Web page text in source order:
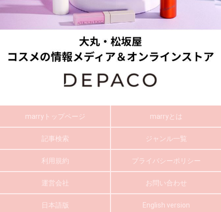
marryトップページ marryとは
記事検索 ジャンル一覧
利用規約 プライバシーポリシー
運営会社 お問い合わせ
日本語版 English version